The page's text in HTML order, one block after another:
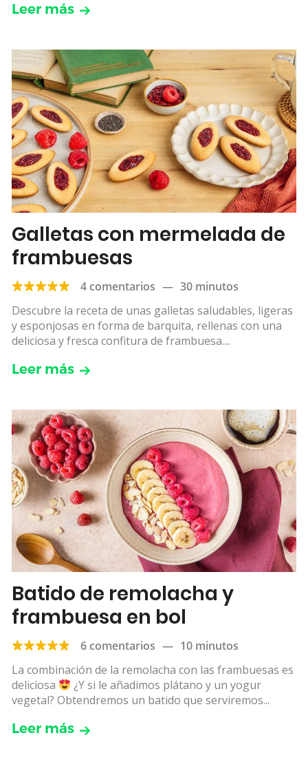
Leer más
Galletas con mermelada de
frambuesas
4 comentarios — 30 minutos
Descubre la receta de unas galletas saludables, ligeras
y esponjosas en forma de barquita, rellenas con una
deliciosa y fresca confitura de frambuesa....
Leer más
Batido de remolacha y
frambuesa en bol
6 comentarios — 10 minutos
La combinación de la remolacha con las frambuesas es
deliciosa
¿Y si le añadimos plátano y un yogur
vegetal? Obtendremos un batido que serviremos...
Leer más